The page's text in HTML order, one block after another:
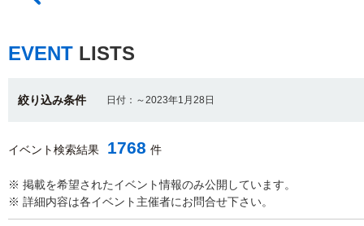
EVENT LISTS
絞り込み条件 日付：～2023年1月28日
イベント検索結果 1768 件
※ 掲載を希望されたイベント情報のみ公開しています。
※ 詳細内容は各イベント主催者にお問合せ下さい。